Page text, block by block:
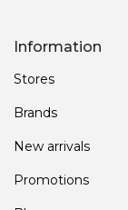
Information
Stores
Brands
New arrivals
Promotions